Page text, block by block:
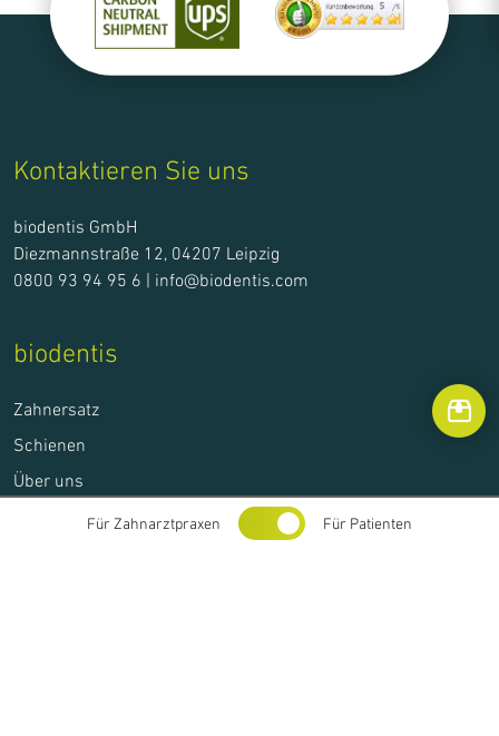
Kontaktieren Sie uns
biodentis GmbH
Diezmannstraße 12, 04207 Leipzig
0800 93 94 95 6 | info@biodentis.com
biodentis
Zahnersatz
Schienen
Über uns
Folgen Sie uns online
Für Zahnarztpraxen Für Patienten